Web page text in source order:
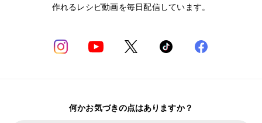
作れるレシピ動画を毎日配信しています。
何かお気づきの点はありますか？